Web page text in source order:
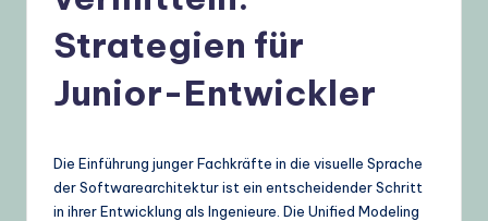
A
Strategien für
Junior-Entwickler
Die Einführung junger Fachkräfte in die visuelle Sprache
der Softwarearchitektur ist ein entscheidender Schritt
in ihrer Entwicklung als Ingenieure. Die Unified Modeling